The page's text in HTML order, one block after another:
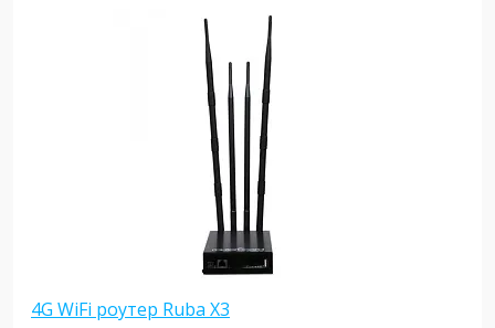
4G WiFi роутер Ruba X3